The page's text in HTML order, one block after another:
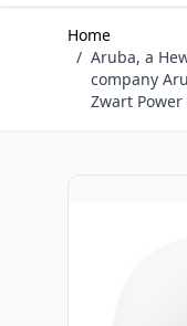
Home
/ Aruba, a
company
Zwart Power